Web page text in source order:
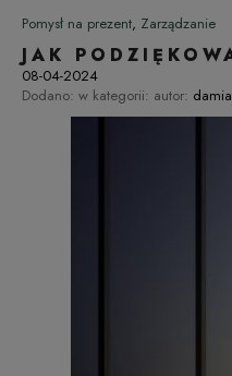
Pomysł na prezent, Zarządzanie
JAK
08-04-2024
Dodano: w kategorii: autor: